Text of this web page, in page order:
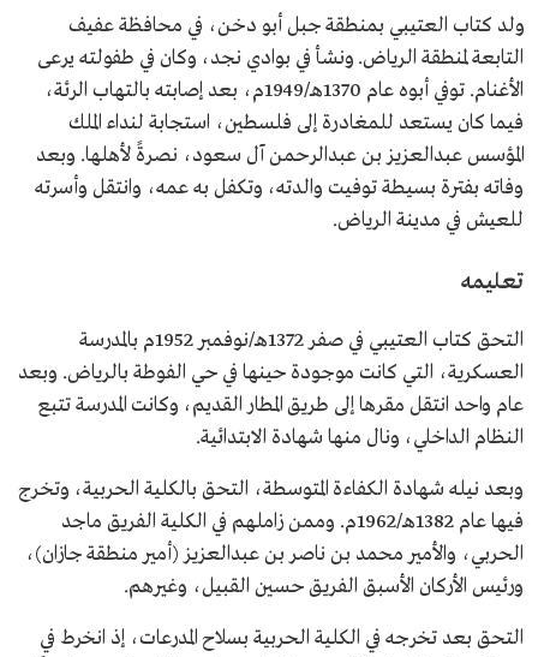
ولد كتاب العتيبي بمنطقة جبل أبو دخن، في محافظة عفيف
التابعة لمنطقة الرياض. ونشأ في بوادي نجد، وكان في طفولته يرعى
الأغنام. توفي أبوه عام 1370هـ/1949م، بعد إصابته بالتهاب الرئة،
فيما كان يستعد للمغادرة إلى فلسطين، استجابة لنداء الملك
المؤسس عبدالعزيز بن عبدالرحمن آل سعود، نصرةً لأهلها. وبعد
وفاته بفترة بسيطة توفيت والدته، وتكفل به عمه، وانتقل وأسرته
للعيش في مدينة الرياض.
تعليمه
التحق كتاب العتيبي في صفر 1372هـ/نوفمبر 1952م بالمدرسة
العسكرية، التي كانت موجودة حينها في حي الفوطة بالرياض. وبعد
عام واحد انتقل مقرها إلى طريق المطار القديم، وكانت المدرسة تتبع
النظام الداخلي، ونال منها شهادة الابتدائية.
وبعد نيله شهادة الكفاءة المتوسطة، التحق بالكلية الحربية، وتخرج
فيها عام 1382هـ/1962م. وممن زاملهم في الكلية الفريق ماجد
الحربي، والأمير محمد بن ناصر بن عبدالعزيز (أمير منطقة جازان)،
ورئيس الأركان الأسبق الفريق حسين القبيل، وغيرهم.
التحق بعد تخرجه في الكلية الحربية بسلاح المدرعات، إذ انخرط في